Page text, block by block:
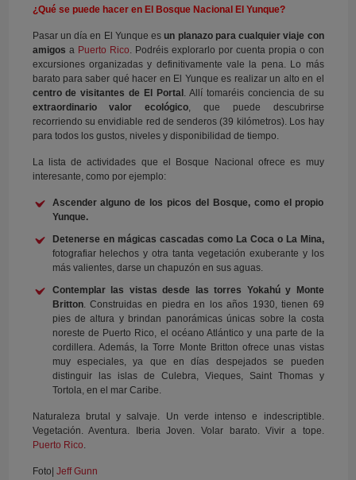
¿Qué se puede hacer en El Bosque Nacional El Yunque?
Pasar un día en El Yunque esun planazo para cualquier viaje con
amigos a Puerto Rico . Podréis explorarlo por cuenta propia o con
excursiones organizadas y definitivamente vale la pena. Lo más
barato para saber qué hacer en El Yunque es realizar un alto en el
centro de visitantes de El Portal . Allí tomaréis conciencia de su
extraordinario valor ecológico , que puede descubrirse
recorriendo su envidiable red de senderos (39 kilómetros). Los hay
para todos los gustos, niveles y disponibilidad de tiempo.
La lista de actividades que el Bosque Nacional ofrece es muy
interesante, como por ejemplo:
Ascender alguno de los picos del Bosque, como el propio
Yunque.
Detenerse en mágicas cascadas como La Coca o La Mina,
fotografiar helechos y otra tanta vegetación exuberante y los
más valientes, darse un chapuzón en sus aguas.
Contemplar las vistas desde las torres Yokahú y Monte
Britton. Construidas en piedra en los años 1930, tienen 69
pies de altura y brindan panorámicas únicas sobre la costa
noreste de Puerto Rico, el océano Atlántico y una parte de la
cordillera. Además, la Torre Monte Britton ofrece unas vistas
muy especiales, ya que en días despejados se pueden
distinguir las islas de Culebra, Vieques, Saint Thomas y
Tortola, en el mar Caribe.
Naturaleza brutal y salvaje. Un verde intenso e indescriptible.
Vegetación. Aventura. Iberia Joven. Volar barato. Vivir a tope.
Puerto Rico
Foto| Jeff Gunn